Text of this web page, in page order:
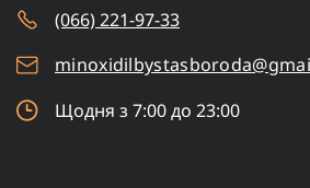
(066) 221-97-33
Щодня з 7:00 до 23:00